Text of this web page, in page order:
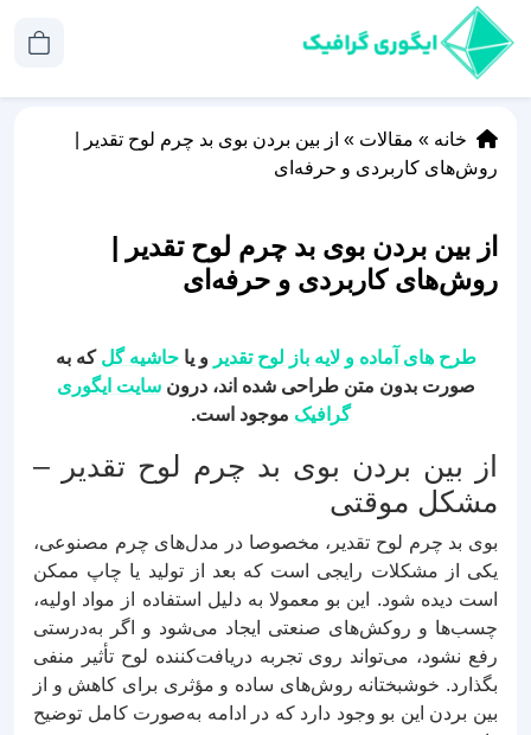
خانه » مقالات » از بین بردن بوی بد چرم لوح تقدیر |
روش‌های کاربردی و حرفه‌ای
از بین بردن بوی بد چرم لوح تقدیر |
روش‌های کاربردی و حرفه‌ای
طرح های آماده و لایه باز لوح تقدیر و یاحاشیه گل که به
صورت بدون متن طراحی شده اند، درونسایت ایگوری
گرافیک موجود است.
از بین بردن بوی بد چرم لوح تقدیر –
مشکل موقتی
بوی بد چرم لوح تقدیر، مخصوصا در مدل‌های چرم مصنوعی،
یکی از مشکلات رایجی است که بعد از تولید یا چاپ ممکن
است دیده شود. این بو معمولا به دلیل استفاده از مواد اولیه،
چسب‌ها و روکش‌های صنعتی ایجاد می‌شود و اگر به‌درستی
رفع نشود، می‌تواند روی تجربه دریافت‌کننده لوح تأثیر منفی
بگذارد. خوشبختانه روش‌های ساده و مؤثری برای کاهش و از
بین بردن این بو وجود دارد که در ادامه به‌صورت کامل توضیح